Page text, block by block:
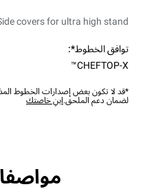
covers for ultra high stand.
توافق الخطوط*:
CHEFTOP-X™
*قد لا تكون بعض إصدارات الخطوط
لضمان دعم الملحق.ابنِ خاصتك